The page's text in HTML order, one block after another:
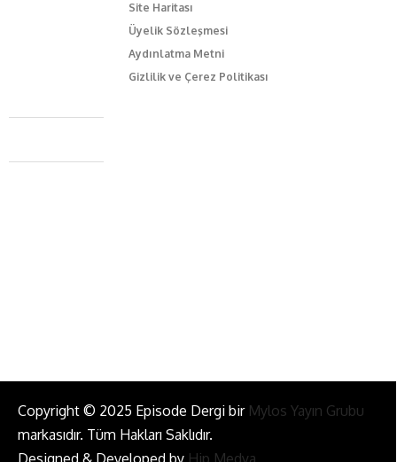
Site Haritası
Üyelik Sözleşmesi
Aydınlatma Metni
Gizlilik ve Çerez Politikası
Caferağa Mah. Dr. Şakir Paşa Sok. No3/A Kadıköy İstanbul
+90 543 345 46 00
Copyright © 2025 Episode Dergi bir Mylos Yayın Grubu
markasıdır. Tüm Hakları Saklıdır.
Designed & Developed by Hip Medya